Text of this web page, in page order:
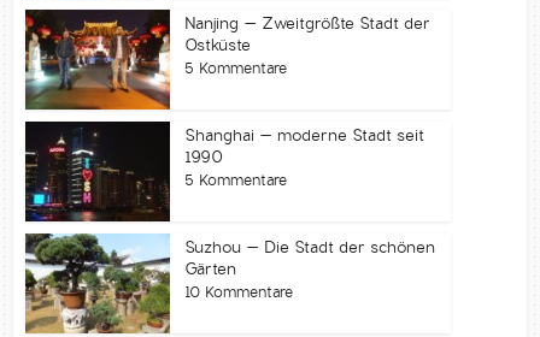
Nanjing – Zweitgrößte Stadt der
Ostküste
5 Kommentare
Shanghai – moderne Stadt seit
1990
5 Kommentare
Suzhou – Die Stadt der schönen
Gärten
10 Kommentare